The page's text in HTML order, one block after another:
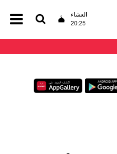
العشاء
20:25